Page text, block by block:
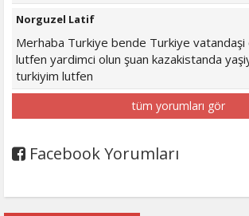
Norguzel Latif
Merhaba Turkiye bende Turkiye
lutfen yardimci olun şuan kazakistanda
turkiyim lutfen
tüm yorumları gör
Facebook Yorumları